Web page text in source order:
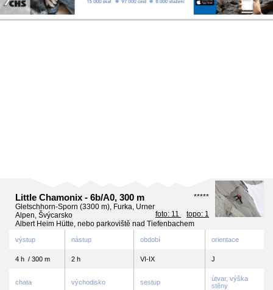
*****
foto: 11
topo: 1
Little Chamonix - 6b/A0, 300 m
Gletschhorn-Sporn (3300 m), Furka, Urner
Alpen, Švýcarsko
Albert Heim Hütte, nebo parkoviště nad Tiefenbachem
výstup nástup období orientace
4 h / 300 m 2 h VI-IX J
chata východisko sestup
útvar, výška
stěny